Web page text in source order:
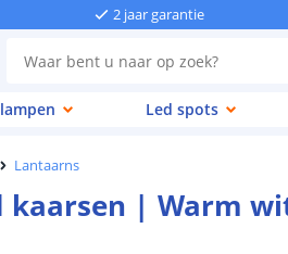
2 jaar garantie
Led spots
Lantaarns
kaarsen | Warm